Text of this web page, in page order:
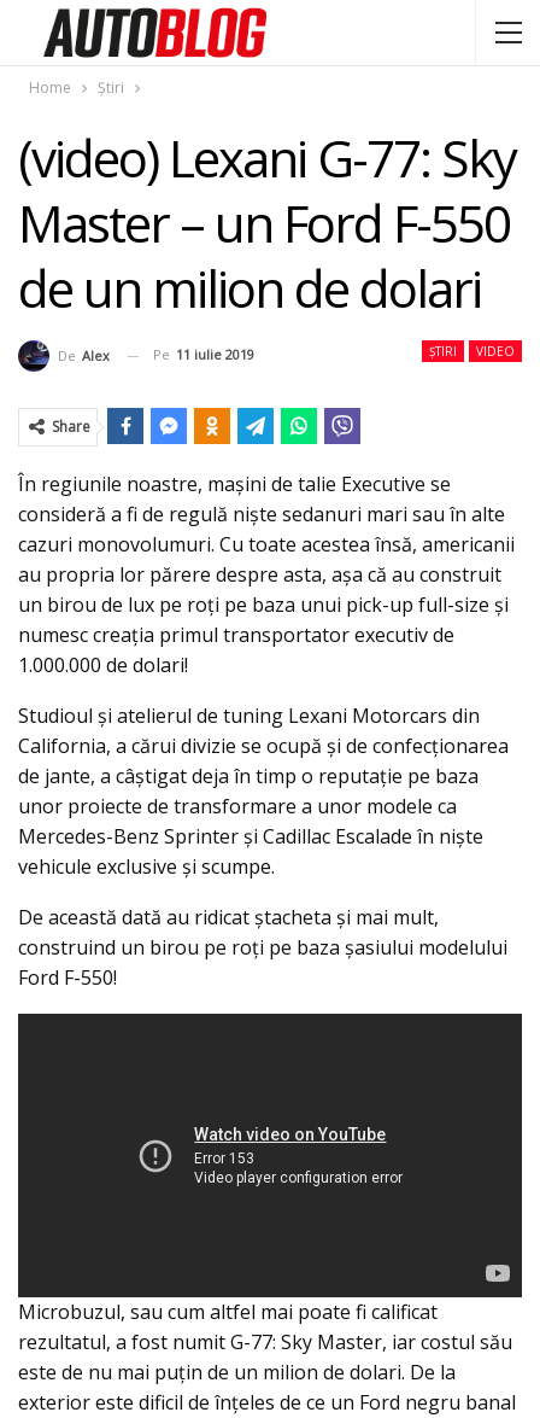
Home Știri
(video) Lexani G-77: Sky
Master – un Ford F-550
de un milion de dolari
ȘTIRI VIDEO
De Alex Pe 11 iulie 2019
Share
În regiunile noastre, maşini de talie Executive se
consideră a fi de regulă nişte sedanuri mari sau în alte
cazuri monovolumuri. Cu toate acestea însă, americanii
au propria lor părere despre asta, aşa că au construit
un birou de lux pe roţi pe baza unui pick-up full-size şi
numesc creaţia primul transportator executiv de
1.000.000 de dolari!
Studioul şi atelierul de tuning Lexani Motorcars din
California, a cărui divizie se ocupă şi de confecţionarea
de jante, a câștigat deja în timp o reputație pe baza
unor proiecte de transformare a unor modele ca
Mercedes-Benz Sprinter și Cadillac Escalade în nişte
vehicule exclusive şi scumpe.
De această dată au ridicat ștacheta şi mai mult,
construind un birou pe roţi pe baza şasiului modelului
Ford F-550!
Microbuzul, sau cum altfel mai poate fi calificat
rezultatul, a fost numit G-77: Sky Master, iar costul său
este de nu mai puţin de un milion de dolari. De la
exterior este dificil de înțeles de ce un Ford negru banal